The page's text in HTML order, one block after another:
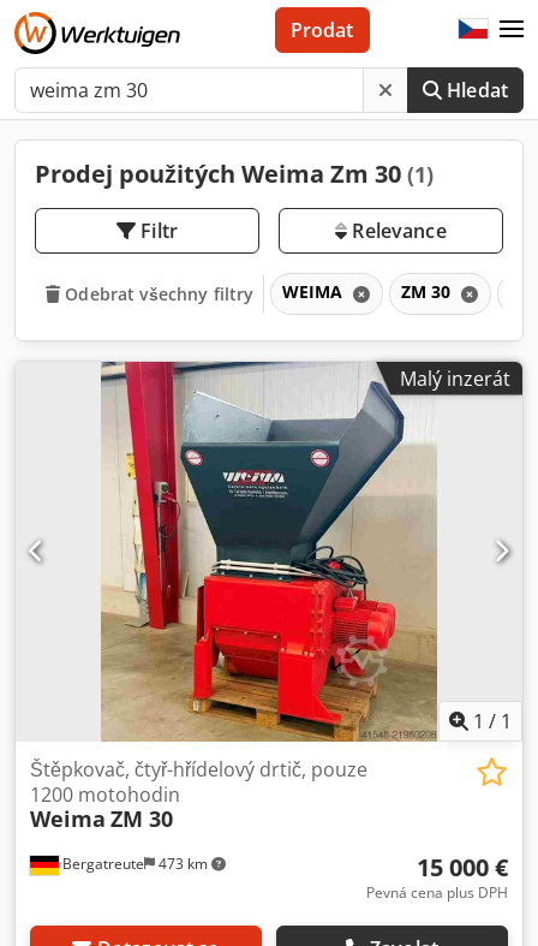
Hledat
Prodat
Prodej použitých Weima Zm 30 (1)
Filtr Relevance
Odebrat všechny filtry WEIMA ZM 30
Malý inzerát
1 / 1
Bergatreute 473 km
Štěpkovač, čtyř-hřídelový drtič, pouze
1200 motohodin
Weima ZM 30
15 000 €
Pevná cena plus DPH